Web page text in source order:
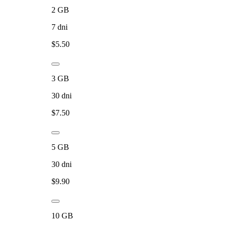
2 GB
7 dni
$5.50
3 GB
30 dni
$7.50
5 GB
30 dni
$9.90
10 GB